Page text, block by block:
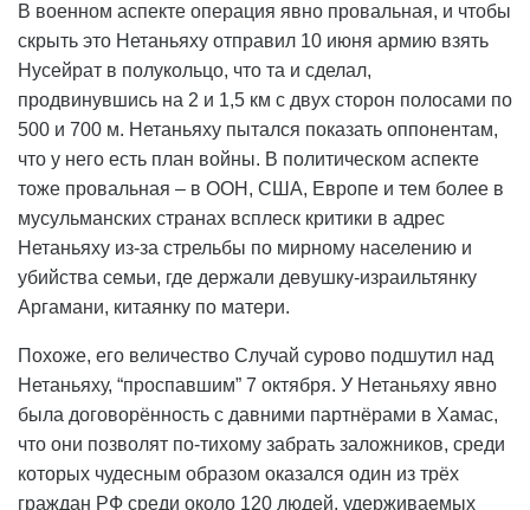
В военном аспекте операция явно провальная, и чтобы
скрыть это Нетаньяху отправил 10 июня армию взять
Нусейрат в полукольцо, что та и сделал,
продвинувшись на 2 и 1,5 км с двух сторон полосами по
500 и 700 м. Нетаньяху пытался показать оппонентам,
что у него есть план войны. В политическом аспекте
тоже провальная – в ООН, США, Европе и тем более в
мусульманских странах всплеск критики в адрес
Нетаньяху из-за стрельбы по мирному населению и
убийства семьи, где держали девушку-израильтянку
Аргамани, китаянку по матери.
Похоже, его величество Случай сурово подшутил над
Нетаньяху, “проспавшим” 7 октября. У Нетаньяху явно
была договорённость с давними партнёрами в Хамас,
что они позволят по-тихому забрать заложников, среди
которых чудесным образом оказался один из трёх
граждан РФ среди около 120 людей, удерживаемых